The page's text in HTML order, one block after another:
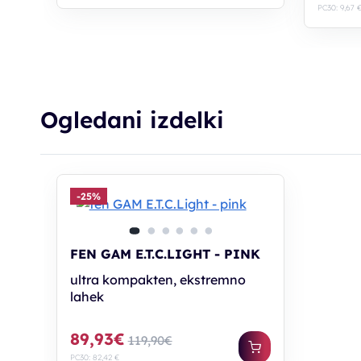
PC30: 9,67 €
Ogledani izdelki
-25%
FEN GAM E.T.C.LIGHT - PINK
ultra kompakten, ekstremno
lahek
89,93€ 119,90€
PC30: 82,42 €